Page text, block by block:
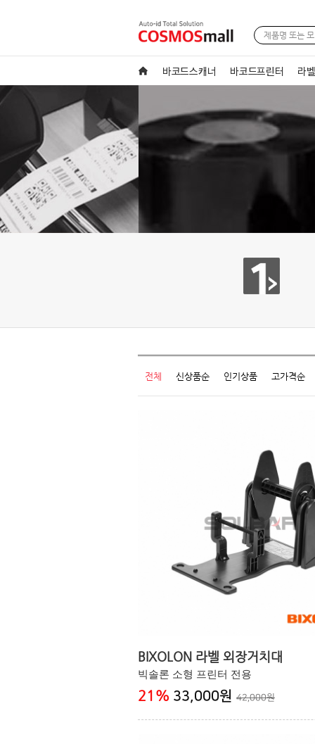
바코드스캐너 바코드프린터 라
전체 신상품순 인기상품 고가격순
BIXOLON 라벨 외장거치대
빅솔론 소형 프린터 전용
21 % 33,000원 42,000원